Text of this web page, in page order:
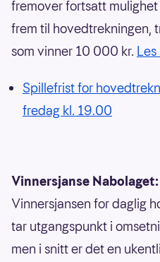
fremover fortsatt
frem til hovedtrekningen,
som vinner 10 000 kr.
Spillefrist for
fredag kl. 19.00
Vinnersjanse Nabolaget:
Vinnersjansen for daglig
tar utgangspunkt i
men i snitt er det en